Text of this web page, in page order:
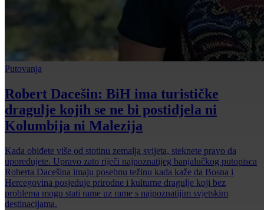
Putovanja
Robert Dacešin: BiH ima turističke
dragulje kojih se ne bi postidjela ni
Kolumbija ni Malezija
Kada obiđete više od stotinu zemalja svijeta, steknete pravo da
upoređujete. Upravo zato riječi najpoznatijeg banjalučkog putopisca
Roberta Dacešina imaju posebnu težinu kada kaže da Bosna i
Hercegovina posjeduje prirodne i kulturne dragulje koji bez
problema mogu stati rame uz rame s najpoznatijim svjetskim
destinacijama.